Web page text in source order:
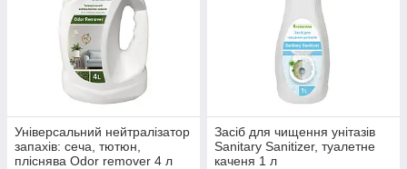
Універсальний нейтралізатор
запахів: сеча, тютюн,
пліснява Odor remover 4 л
Засіб для чищення унітазів
Sanitary Sanitizer, туалетне
каченя 1 л